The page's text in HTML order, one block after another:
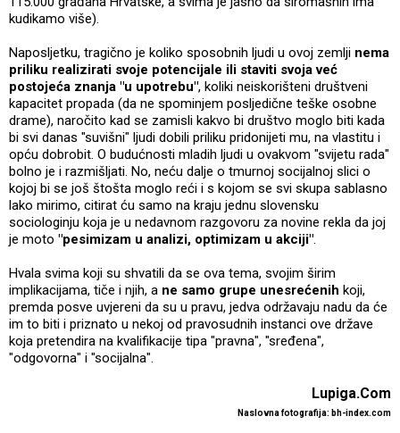
kudikamo više).
Naposljetku, tragično je koliko sposobnih ljudi u ovoj zemlji nema
priliku realizirati svoje potencijale ili staviti svoja već
postojeća znanja "u upotrebu", koliki neiskorišteni društveni
kapacitet propada (da ne spominjem posljedične teške osobne
drame), naročito kad se zamisli kakvo bi društvo moglo biti kada
bi svi danas "suvišni" ljudi dobili priliku pridonijeti mu, na vlastitu i
opću dobrobit. O budućnosti mladih ljudi u ovakvom "svijetu rada"
bolno je i razmišljati. No, neću dalje o tmurnoj socijalnoj slici o
kojoj bi se još štošta moglo reći i s kojom se svi skupa sablasno
lako mirimo, citirat ću samo na kraju jednu slovensku
sociologinju koja je u nedavnom razgovoru za novine rekla da joj
je moto "pesimizam u analizi, optimizam u akciji".
Hvala svima koji su shvatili da se ova tema, svojim širim
implikacijama, tiče i njih, a ne samo grupe unesrećenih koji,
premda posve uvjereni da su u pravu, jedva održavaju nadu da će
im to biti i priznato u nekoj od pravosudnih instanci ove države
koja pretendira na kvalifikacije tipa "pravna", "sređena",
"odgovorna" i "socijalna".
Lupiga.Com
Naslovna fotografija: bh-index.com